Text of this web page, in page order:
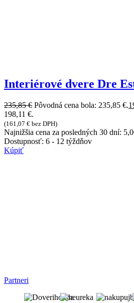
Interiérové dvere Dre
235,85€ Pôvodná cena bola: 235,85 €.
198,11 €.
(161,07 € bez DPH)
Najnižšia cena za posledných 30 dní:
Dostupnosť: 6 - 12 týždňov
Kúpiť
Partneri